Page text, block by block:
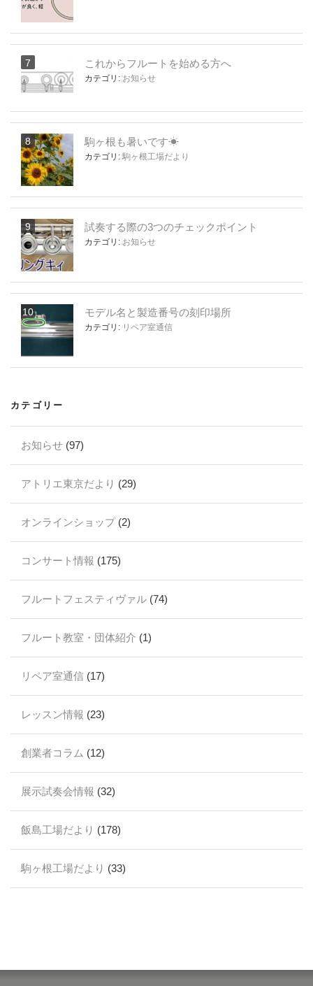
これからフルートを始める方へ
カテゴリ: お知らせ
駒ヶ根も暑いです☀
カテゴリ: 駒ヶ根工場だより
試奏する際の3つのチェックポイント
カテゴリ: お知らせ
モデル名と製造番号の刻印場所
カテゴリ: リペア室通信
カテゴリー
お知らせ (97)
アトリエ東京だより (29)
オンラインショップ(2)
コンサート情報 (175)
フルートフェスティヴァル (74)
フルート教室・団体紹介 (1)
リペア室通信 (17)
レッスン情報 (23)
創業者コラム (12)
展示試奏会情報 (32)
飯島工場だより (178)
駒ヶ根工場だより (33)